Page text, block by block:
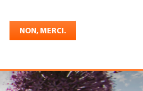
NON, MERCI.
Konto Français